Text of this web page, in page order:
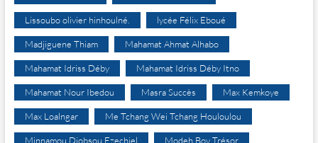
Lissoubo olivier hinhoulné. lycée Félix Eboué
Madjiguene Thiam Mahamat Ahmat Alhabo
Mahamat Idriss Déby Mahamat Idriss Déby Itno
Mahamat Nour Ibedou Masra Succès Max Kemkoye
Max Loalngar Me Tchang Wei Tchang Houloulou
Minnamou Djobsou Ezechiel Modeh Boy Trésor